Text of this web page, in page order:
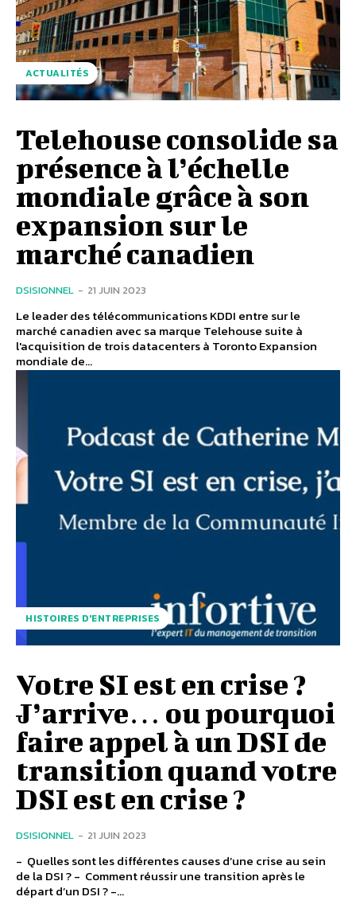
ACTUALITÉS
Telehouse consolide sa
présence à l’échelle
mondiale grâce à son
expansion sur le
marché canadien
DSISIONNEL - 21 JUIN 2023
Le leader des télécommunications KDDI entre sur le
marché canadien avec sa marque Telehouse suite à
l'acquisition de trois datacenters à Toronto Expansion
mondiale de...
HISTOIRES D'ENTREPRISES
Votre SI est en crise ?
J’arrive… ou pourquoi
faire appel à un DSI de
transition quand votre
DSI est en crise ?
DSISIONNEL - 21 JUIN 2023
- Quelles sont les différentes causes d’une crise au sein
de la DSI ? - Comment réussir une transition après le
départ d’un DSI ? -...